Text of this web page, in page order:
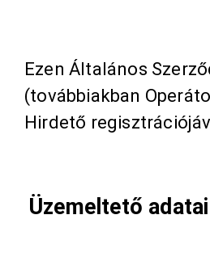
Ezen Általános
(továbbiakban
Hirdető
Üzemeltető adatai